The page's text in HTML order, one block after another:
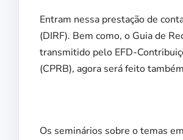
Entram nessa prestação de
(DIRF). Bem como, o Guia de
transmitido pelo EFD-
(CPRB), agora será feito
Os seminários sobre o temas